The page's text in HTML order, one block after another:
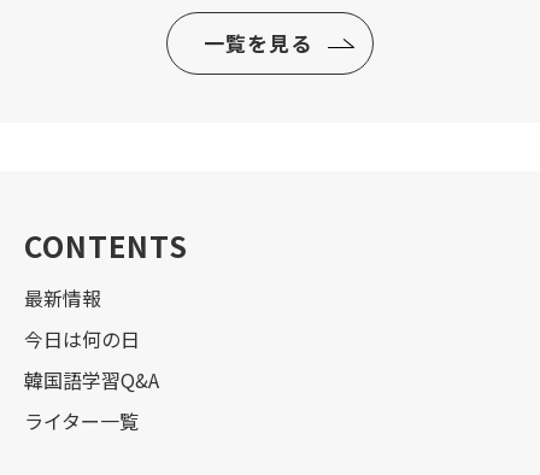
一覧を見る
CONTENTS
最新情報
今日は何の日
韓国語学習Q&A
ライター一覧